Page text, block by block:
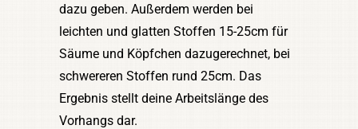
dazu geben. Außerdem werden bei
leichten und glatten Stoffen 15-25cm für
Säume und Köpfchen dazugerechnet, bei
schwereren Stoffen rund 25cm. Das
Ergebnis stellt deine Arbeitslänge des
Vorhangs dar.